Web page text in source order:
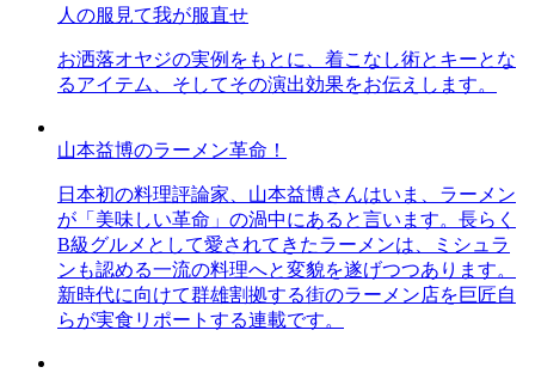
人の服見て我が服直せ
お洒落オヤジの実例をもとに、着こなし術とキーとな
るアイテム、そしてその演出効果をお伝えします。
山本益博のラーメン革命！
日本初の料理評論家、山本益博さんはいま、ラーメン
が「美味しい革命」の渦中にあると言います。長らく
B級グルメとして愛されてきたラーメンは、ミシュラ
ンも認める一流の料理へと変貌を遂げつつあります。
新時代に向けて群雄割拠する街のラーメン店を巨匠自
らが実食リポートする連載です。